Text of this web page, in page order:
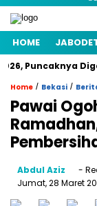
HOME
Puncaknya
Home / Bekasi /
Pawai
Abdul Aziz
-
Jumat, 28 Maret